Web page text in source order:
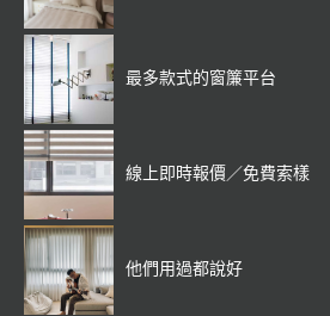
最多款式的窗簾平台
線上即時報價／免費索樣
他們用過都說好